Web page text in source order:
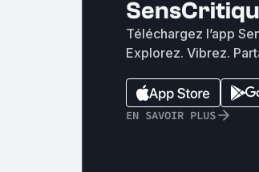
Téléchargez l’app
Explorez. Vibrez.
EN SAVOIR PLUS